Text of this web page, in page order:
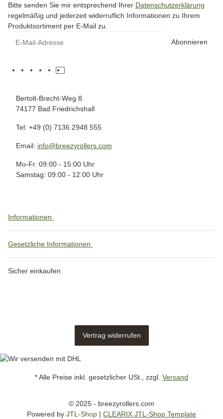
Bitte senden Sie mir entsprechend Ihrer Datenschutzerklärung
regelmäßig und jederzeit widerruflich Informationen zu Ihrem
Produktsortiment per E-Mail zu.
Abonnieren
Bertolt-Brecht-Weg 8
74177 Bad Friedrichshall
Tel: +49 (0) 7136 2948 555
Email: info@breezyrollers.com
Mo-Fr. 09:00 - 15:00 Uhr
Samstag: 09:00 - 12:00 Uhr
Informationen
Gesetzliche Informationen
Sicher einkaufen
Vertrag widerrufen
* Alle Preise inkl. gesetzlicher USt., zzgl. Versand
© 2025 - breezyrollers.com
Powered by JTL-Shop | CLEARIX JTL-Shop Template